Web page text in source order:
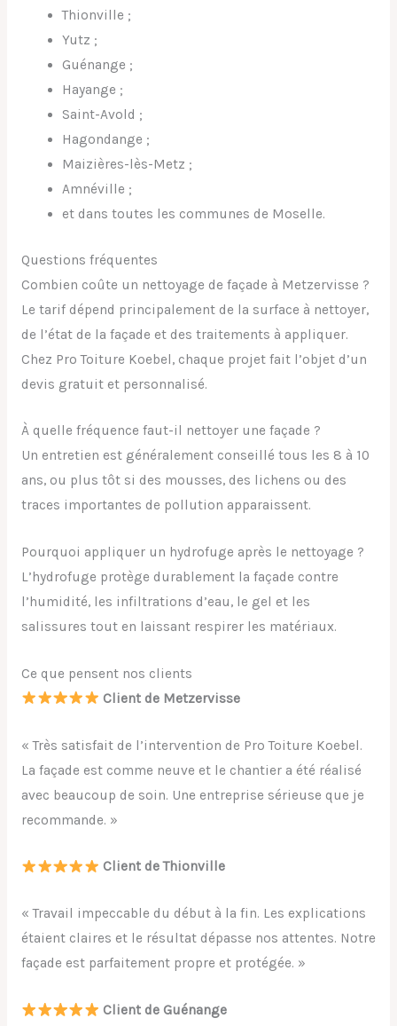
Thionville ;
Yutz ;
Guénange ;
Hayange ;
Saint-Avold ;
Hagondange ;
Maizières-lès-Metz ;
Amnéville ;
et dans toutes les communes de Moselle.
Questions fréquentes
Combien coûte un nettoyage de façade à Metzervisse ?
Le tarif dépend principalement de la surface à nettoyer,
de l’état de la façade et des traitements à appliquer.
Chez Pro Toiture Koebel, chaque projet fait l’objet d’un
devis gratuit et personnalisé.
À quelle fréquence faut-il nettoyer une façade ?
Un entretien est généralement conseillé tous les 8 à 10
ans, ou plus tôt si des mousses, des lichens ou des
traces importantes de pollution apparaissent.
Pourquoi appliquer un hydrofuge après le nettoyage ?
L’hydrofuge protège durablement la façade contre
l’humidité, les infiltrations d’eau, le gel et les
salissures tout en laissant respirer les matériaux.
Ce que pensent nos clients
Client de Metzervisse
« Très satisfait de l’intervention de Pro Toiture Koebel.
La façade est comme neuve et le chantier a été réalisé
avec beaucoup de soin. Une entreprise sérieuse que je
recommande. »
Client de Thionville
« Travail impeccable du début à la fin. Les explications
étaient claires et le résultat dépasse nos attentes. Notre
façade est parfaitement propre et protégée. »
Client de Guénange